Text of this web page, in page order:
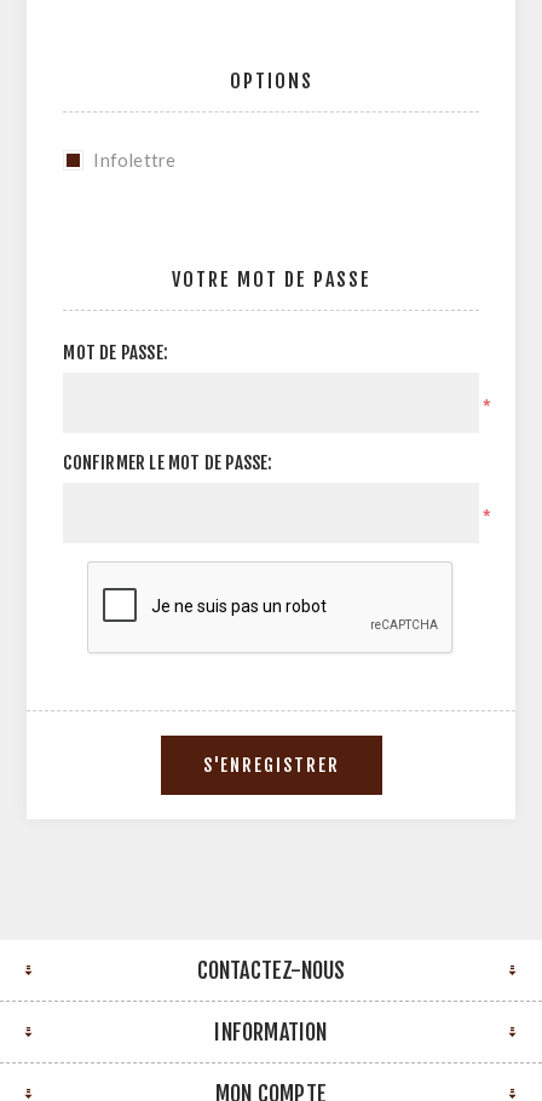
OPTIONS
Infolettre
VOTRE MOT DE PASSE
MOT DE PASSE:
*
CONFIRMER LE MOT DE PASSE:
*
CONTACTEZ-NOUS
INFORMATION
MON COMPTE